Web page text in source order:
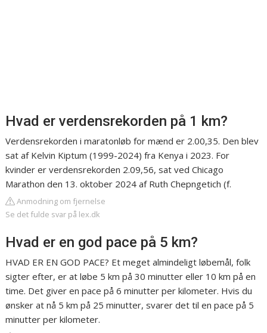
Hvad er verdensrekorden på 1 km?
Verdensrekorden i maratonløb for mænd er 2.00,35. Den blev
sat af Kelvin Kiptum (1999-2024) fra Kenya i 2023. For
kvinder er verdensrekorden 2.09,56, sat ved Chicago
Marathon den 13. oktober 2024 af Ruth Chepngetich (f.
Anmodning om fjernelse
Se det fulde svar på lex.dk
Hvad er en god pace på 5 km?
HVAD ER EN GOD PACE? Et meget almindeligt løbemål, folk
sigter efter, er at løbe 5 km på 30 minutter eller 10 km på en
time. Det giver en pace på 6 minutter per kilometer. Hvis du
ønsker at nå 5 km på 25 minutter, svarer det til en pace på 5
minutter per kilometer.